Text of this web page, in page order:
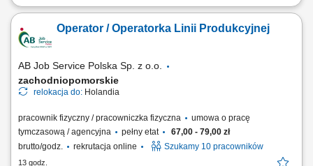
Firma działająca w obszarze magazynowania i logistyki.
zamówień oraz dystrybucją produktów do klientów. Magazyn jest
przystosowany do sprawnej obsługi procesów logistycznych i zapewnia
Operator / Operatorka Linii Produkcyjnej
AB Job Service Polska Sp. z o.o.
zachodniopomorskie
relokacja do: Holandia
pracownik fizyczny / pracowniczka fizyczna
umowa o pracę
tymczasową / agencyjna
pełny etat
67,00 - 79,00 zł
brutto/godz.
rekrutacja online Szukamy 10 pracowników
13 godz.